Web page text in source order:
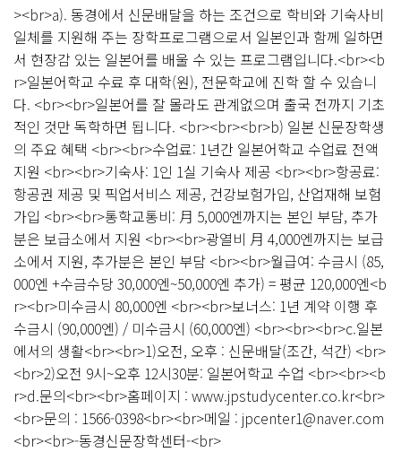
><br>a). 동경에서 신문배달을 하는 조건으로 학비와 기숙사비
일체를 지원해 주는 장학프로그램으로서 일본인과 함께 일하면
서 현장감 있는 일본어를 배울 수 있는 프로그램입니다.<br><b
r>일본어학교 수료 후 대학(원), 전문학교에 진학 할 수 있습니
다. <br><br>일본어를 잘 몰라도 관계없으며 출국 전까지 기초
적인 것만 독학하면 됩니다. <br><br><br>b) 일본 신문장학생
의 주요 혜택 <br><br>수업료: 1년간 일본어학교 수업료 전액
지원 <br><br>기숙사: 1인 1실 기숙사 제공 <br><br>항공료:
항공권 제공 및 픽업서비스 제공, 건강보험가입, 산업재해 보험
가입 <br><br>통학교통비: 月 5,000엔까지는 본인 부담, 추가
분은 보급소에서 지원 <br><br>광열비 月 4,000엔까지는 보급
소에서 지원, 추가분은 본인 부담 <br><br>월급여: 수금시 (85,
000엔 +수금수당 30,000엔~50,000엔 추가) = 평균 120,000엔<b
r><br>미수금시 80,000엔 <br><br>보너스: 1년 계약 이행 후
수금시 (90,000엔) / 미수금시 (60,000엔) <br><br><br>c.일본
에서의 생활<br><br>1)오전, 오후 : 신문배달(조간, 석간) <br>
<br>2)오전 9시~오후 12시30분: 일본어학교 수업 <br><br><b
r>d.문의<br><br>홈페이지 : www.jpstudycenter.co.kr<br>
<br>문의 : 1566-0398<br><br>메일 : jpcenter1@naver.com
<br><br>-동경신문장학센터-<br>